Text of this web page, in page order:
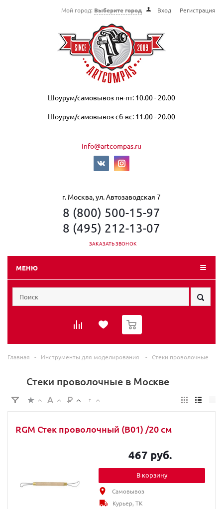
Мой город: Выберите город Вход Регистрация
Шоурум/самовывоз пн-пт: 10.00 - 20.00
Шоурум/самовывоз сб-вс: 11.00 - 20.00
info@artcompas.ru
г. Москва, ул. Автозаводская 7
8 (800) 500-15-97
8 (495) 212-13-07
ЗАКАЗАТЬ ЗВОНОК
МЕНЮ
0
Главная - Инструменты для моделирования - Стеки проволочные
Стеки проволочные в Москве
RGM Стек проволочный (B01) /20 cм
467 руб.
В корзину
Самовывоз
Курьер, ТК